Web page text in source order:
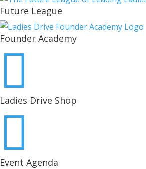
Future League
Founder Academy

Ladies Drive Shop

Event Agenda